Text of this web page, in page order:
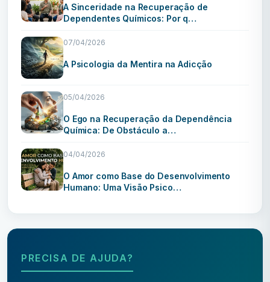
A Sinceridade na Recuperação de
Dependentes Químicos: Por q…
07/04/2026
A Psicologia da Mentira na Adicção
05/04/2026
O Ego na Recuperação da Dependência
Química: De Obstáculo a…
04/04/2026
O Amor como Base do Desenvolvimento
Humano: Uma Visão Psico…
PRECISA DE AJUDA?